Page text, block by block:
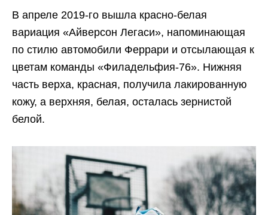
В апреле 2019-го вышла красно-белая
вариация «Айверсон Легаси», напоминающая
по стилю автомобили Феррари и отсылающая к
цветам команды «Филадельфия-76». Нижняя
часть верха, красная, получила лакированную
кожу, а верхняя, белая, осталась зернистой
белой.